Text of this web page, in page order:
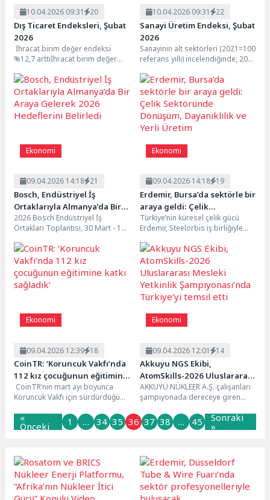
10.04.2026 09:31 20
Dış Ticaret Endeksleri, Şubat
2026
İhracat birim değer endeksi
%12,7 arttıİhracat birim değer
yılın aynı...
10.04.2026 09:31 22
Sanayi Üretim Endeksi, Şubat
2026
Sanayinin alt sektörleri (2021=100
referans yıllı) incelendiğinde, 2026
ocakçılığı...
Ekonomi
09.04.2026 14:18 21
Bosch, Endüstriyel İş
Ortaklarıyla Almanya’da Bir
Araya Gelerek 2026
Hedeflerini Belirledi
2026 Bosch Endüstriyel İş
Ortakları Toplantısı, 30 Mart - 1
Almanya'nın Gunzenhausen...
Ekonomi
09.04.2026 14:18 19
Erdemir, Bursa’da sektörle bir
araya geldi: Çelik
Sektöründe Dönüşüm,
Dayanıklılık ve Yerli Üretim
Türkiye’nin küresel çelik gücü
Erdemir, Steelorbis iş birliğiyle
“Piyasa Sohbetleri” buluşmalarını
Bursa’da sürdürerek...
Ekonomi
09.04.2026 12:39 18
CoinTR: ‘Koruncuk Vakfı’nda
112 kız çocuğunun eğitimine
katkı sağladık’
CoinTR’nin mart ayı boyunca
Koruncuk Vakfı için sürdürdüğü
kampanya tutarı ile Koruncuk...
Ekonomi
09.04.2026 12:01 14
Akkuyu NGS Ekibi,
AtomSkills-2026 Uluslararası
Mesleki Yetkinlik
Şampiyonası’nda Türkiye’yi
temsil etti
AKKUYU NÜKLEER A.Ş. çalışanları
şampiyonada dereceye giren
NÜKLEER A.Ş. çalışanlarından
oluşan...
«
Önceki 1 … 34 35 36 37 38 … 45 Sonraki
»